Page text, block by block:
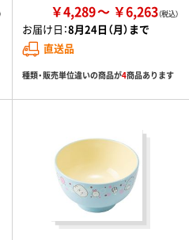
￥4,289 ￥6,263
お届け日：8月24日（月）まで
直送品
種類・販売単位違いの商品が4商品あります